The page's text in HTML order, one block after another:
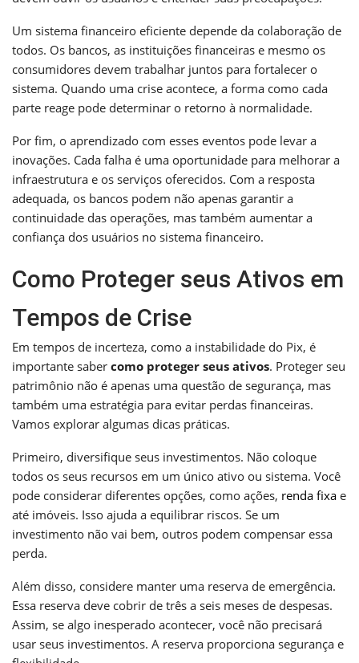
Um sistema financeiro eficiente depende da colaboração de
todos. Os bancos, as instituições financeiras e mesmo os
consumidores devem trabalhar juntos para fortalecer o
sistema. Quando uma crise acontece, a forma como cada
parte reage pode determinar o retorno à normalidade.
Por fim, o aprendizado com esses eventos pode levar a
inovações. Cada falha é uma oportunidade para melhorar a
infraestrutura e os serviços oferecidos. Com a resposta
adequada, os bancos podem não apenas garantir a
continuidade das operações, mas também aumentar a
confiança dos usuários no sistema financeiro.
Como Proteger seus Ativos em
Tempos de Crise
Em tempos de incerteza, como a instabilidade do Pix, é
importante saber como proteger seus ativos. Proteger seu
patrimônio não é apenas uma questão de segurança, mas
também uma estratégia para evitar perdas financeiras.
Vamos explorar algumas dicas práticas.
Primeiro, diversifique seus investimentos. Não coloque
todos os seus recursos em um único ativo ou sistema. Você
pode considerar diferentes opções, como ações, renda fixa e
até imóveis. Isso ajuda a equilibrar riscos. Se um
investimento não vai bem, outros podem compensar essa
perda.
Além disso, considere manter uma reserva de emergência.
Essa reserva deve cobrir de três a seis meses de despesas.
Assim, se algo inesperado acontecer, você não precisará
usar seus investimentos. A reserva proporciona segurança e